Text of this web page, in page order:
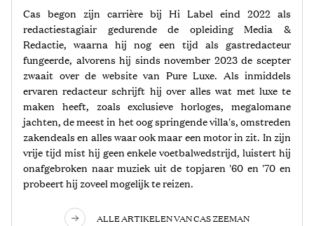
Cas begon zijn carrière bij Hi Label eind 2022 als
redactiestagiair gedurende de opleiding Media &
Redactie, waarna hij nog een tijd als gastredacteur
fungeerde, alvorens hij sinds november 2023 de scepter
zwaait over de website van Pure Luxe. Als inmiddels
ervaren redacteur schrijft hij over alles wat met luxe te
maken heeft, zoals exclusieve horloges, megalomane
jachten, de meest in het oog springende villa's, omstreden
zakendeals en alles waar ook maar een motor in zit. In zijn
vrije tijd mist hij geen enkele voetbalwedstrijd, luistert hij
onafgebroken naar muziek uit de topjaren '60 en '70 en
probeert hij zoveel mogelijk te reizen.
ALLE ARTIKELEN VAN CAS ZEEMAN